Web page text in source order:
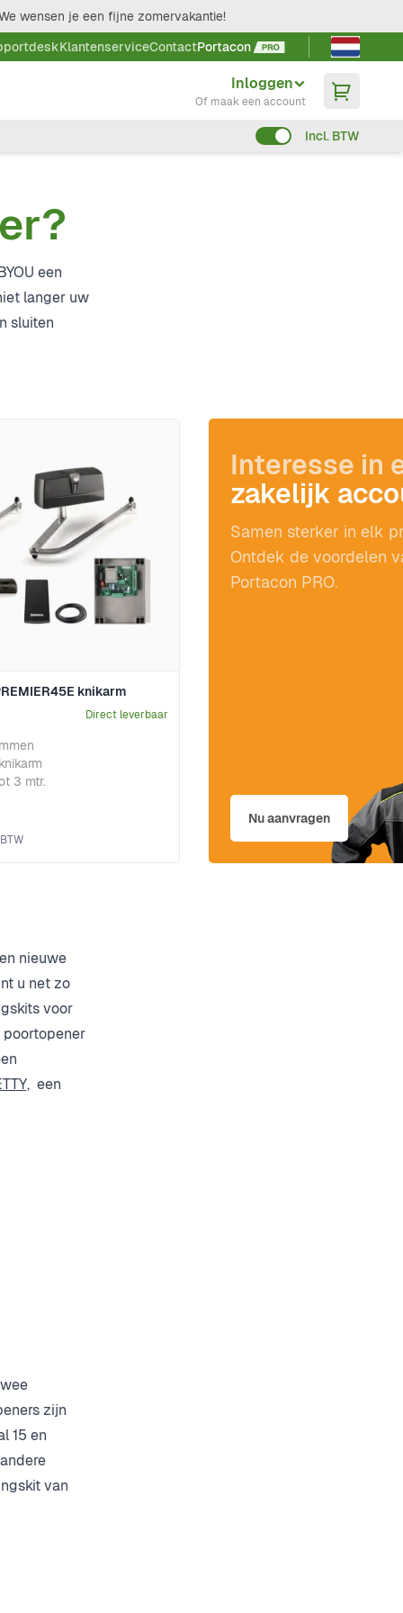
wensen je een fijne zomervakantie!
KlantenserviceContactPortacon
Taal kiezen
Inloggen
Of maak een account
Incl. BTW
een
langer uw
sluiten
knikarm
Direct leverbaar
3 mtr.
Interesse in
zakelijk
Samen sterker in elk
Ontdek de voordelen
Portacon PRO.
Nu aanvragen
nieuwe
u net zo
voor
poortopener
een
zijn
15 en
van